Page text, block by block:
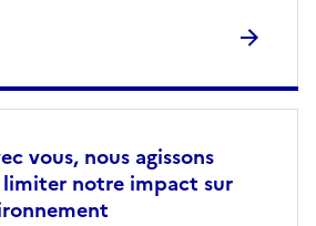
vous, nous agissons
notre impact sur